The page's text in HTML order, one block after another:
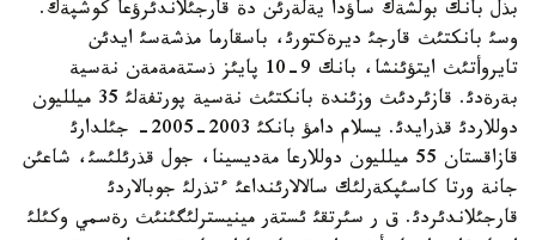
بذل بانك بولشةك ساؤدا يةلةرئن دة قارجئلاندئرؤعا كوشپةك.
وسئ بانكتئث قارجئ ديرةكتورئ، باسقارما مذشةسئ ايدئن
تايروأتئث ايتؤئنشا، بانك 9-10 پايئز ذستةمةمةن نةسية
بةرةدئ. قازئردئث وزئندة بانكتئث نةسية پورتفةلئ 35 ميلليون
دوللاردئ قذرايدئ. يسلام دامؤ بانكئ 2003-2005- جئلدارئ
قازاقستان 55 ميلليون دوللارعا مةديسينا، جول قذرئلئسئ، شاعئن
جانة ورتا كاسئپكةرلئك سالالارئنداعئ ءتذرلئ جوبالاردئ
قارجئلاندئردئ. ق ر سئرتقئ ئستةر مينيسترلئگئنئث رةسمي وكئلئ